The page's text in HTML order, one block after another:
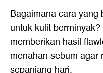
Bagaimana cara
untuk kulit
memberikan hasil
menahan sebum